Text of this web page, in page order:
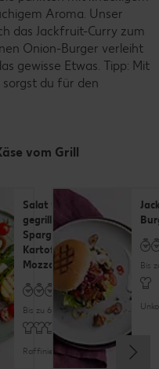
Aroma. Unser
das Jackfruit-Curry zum
Onion-Burger verleiht
gewisse Etwas. Tipp: Mit
du für den
vom Grill
Salat von
gegrilltem
Spargel mit
Kartoffel und
Mozzarella
Bis zu 60 Minuten
Raffiniert
Bis